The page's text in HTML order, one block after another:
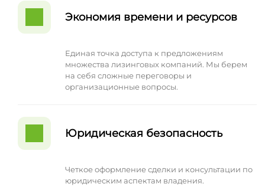
Экономия времени и ресурсов
Единая точка доступа к предложениям
множества лизинговых компаний. Мы берем
на себя сложные переговоры и
организационные вопросы.
Юридическая безопасность
Четкое оформление сделки и консультации по
юридическим аспектам владения.